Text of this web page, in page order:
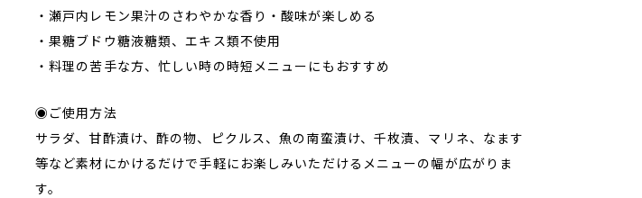
・瀬戸内レモン果汁のさわやかな香り・酸味が楽しめる
・果糖ブドウ糖液糖類、エキス類不使用
・料理の苦手な方、忙しい時の時短メニューにもおすすめ
◉ご使用方法
サラダ、甘酢漬け、酢の物、ピクルス、魚の南蛮漬け、千枚漬、マリネ、なます
等など素材にかけるだけで手軽にお楽しみいただけるメニューの幅が広がりま
す。